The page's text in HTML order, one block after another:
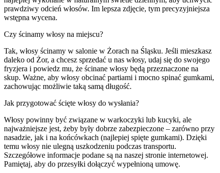
prawdziwy odcień włosów. Im lepsza zdjęcie, tym precyzyjniejsza
wstępna wycena.
Czy ścinamy włosy na miejscu?
Tak, włosy ścinamy w salonie w Żorach na Śląsku. Jeśli mieszkasz
daleko od Żor, a chcesz sprzedać u nas włosy, udaj się do swojego
fryzjera i powiedz mu, że ścinane włosy będą przeznaczone na
skup. Ważne, aby włosy obcinać partiami i mocno spinać gumkami,
zachowując możliwie taką samą długość.
Jak przygotować ścięte włosy do wysłania?
Włosy powinny być związane w warkoczyki lub kucyki, ale
najważniejsze jest, żeby były dobrze zabezpieczone – zarówno przy
nasadzie, jak i na końcówkach (najlepiej spięte gumkami). Dzięki
temu włosy nie ulegną uszkodzeniu podczas transportu.
Szczegółowe informacje podane są na naszej stronie internetowej.
Pamiętaj, aby do przesyłki dołączyć wypełnioną umowę.